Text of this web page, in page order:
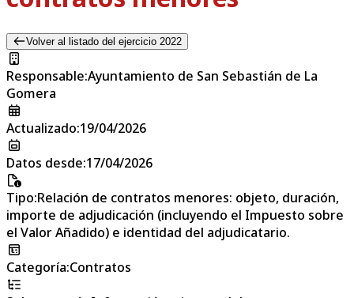
Volver al listado del ejercicio 2022
Responsable:Ayuntamiento de San Sebastián de La
Gomera
Actualizado:19/04/2026
Datos desde:17/04/2026
Tipo:Relación de contratos menores: objeto, duración,
importe de adjudicación (incluyendo el Impuesto sobre
el Valor Añadido) e identidad del adjudicatario.
Categoría:Contratos